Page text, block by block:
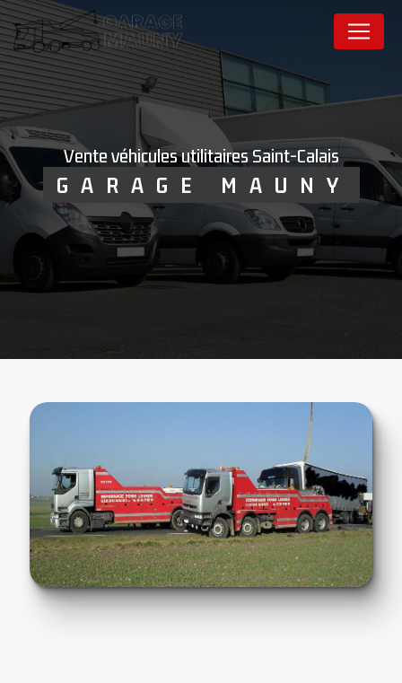
vente véhicules utilitaires Saint-Calais
GARAGE MAUNY
Panneau de gestion des cookies